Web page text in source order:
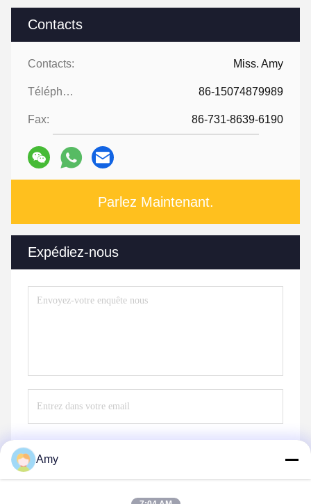
Contacts
Contacts: Miss. Amy
Téléphone: 86-15074879989
Fax: 86-731-8639-6190
Parlez Maintenant.
Expédiez-nous
Amy